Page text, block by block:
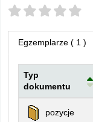
Twoje oceny
Egzemplarze ( 1 )
Egzemplarze
Typ
dokumentu
pozycje